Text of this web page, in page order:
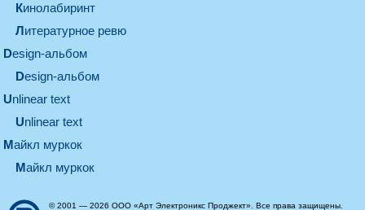
кинолабиринт
литературное ревю
design-альбом
design-альбом
unlinear text
Unlinear text
майкл муркок
майкл муркок
© 2001 — 2026 ООО «Арт Электроникс Проджект». Все права защищены.